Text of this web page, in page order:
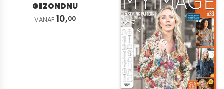
GEZONDNU
VANAF 10,00